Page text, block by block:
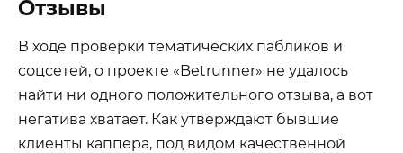
Отзывы
В ходе проверки тематических пабликов и
соцсетей, о проекте «Betrunner» не удалось
найти ни одного положительного отзыва, а вот
негатива хватает. Как утверждают бывшие
клиенты каппера, под видом качественной